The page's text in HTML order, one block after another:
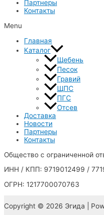
Партнеры
Контакты
Menu
Главная
Каталог
Щебень
Песок
Гравий
ЩПС
ПГС
Отсев
Доставка
Новости
Партнеры
Контакты
Общество с ограниченной
ИНН / КПП: 9719012499 /
ОГРН: 1217700070763
Copyright © 2026 Эгида |